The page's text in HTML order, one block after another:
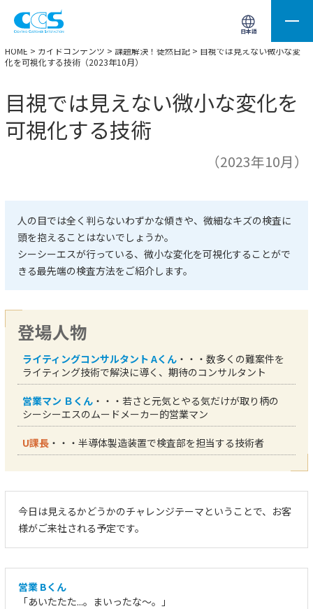
日本語
画像処理用の製品検索 サイト内検索(Enterで実行)
HOME > ガイドコンテンツ > 課題解決！徒然日記 > 目視では見えない微小な変
化を可視化する技術（2023年10月）
目視では見えない微小な変化を
可視化する技術
（2023年10月）
人の目では全く判らないわずかな傾きや、微細なキズの検査に
頭を抱えることはないでしょうか。
シーシーエスが行っている、微小な変化を可視化することがで
きる最先端の検査方法をご紹介します。
登場人物
ライティングコンサルタント Aくん ・・・数多くの難案件を
ライティング技術で解決に導く、期待のコンサルタント
営業マン Ｂくん ・・・若さと元気とやる気だけが取り柄の
シーシーエスのムードメーカー的営業マン
U課長 ・・・半導体製造装置で検査部を担当する技術者
今日は見えるかどうかのチャレンジテーマということで、お客
様がご来社される予定です。
営業 Bくん
「あいたたた...。まいったな～。」